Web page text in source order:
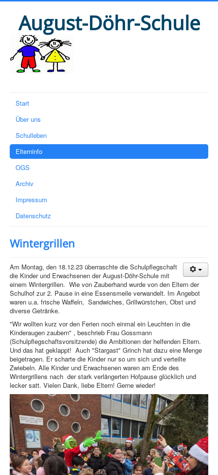
August-Döhr-Schule
Start
Über uns
Schulleben
Elterninfo
OGS
Archiv
Impressum
Datenschutz
Wintergrillen
Am Montag, den 18.12.23 überraschte die Schulpflegschaft
die Kinder und Erwachsenen der August-Döhr-Schule mit
einem Wintergrillen. Wie von Zauberhand wurde von den Eltern der
Schulhof zur 2. Pause in eine Essensmeile verwandelt. Im Angebot
waren u.a. frische Waffeln, Sandwiches, Grillwürstchen, Obst und
diverse Getränke.
"Wir wollten kurz vor den Ferien noch einmal ein Leuchten in die
Kinderaugen zaubern" , beschrieb Frau Gossmann
(Schulpflegschaftsvorsitzende) die Ambitionen der helfenden Eltern.
Und das hat geklappt! Auch "Stargast" Grinch hat dazu eine Menge
beigetragen. Er scharte die Kinder nur so um sich und verteilte
Zwiebeln. Alle Kinder und Erwachsenen waren am Ende des
Wintergrillens nach der stark verlängerten Hofpause glücklich und
lecker satt. Vielen Dank, liebe Eltern! Gerne wieder!